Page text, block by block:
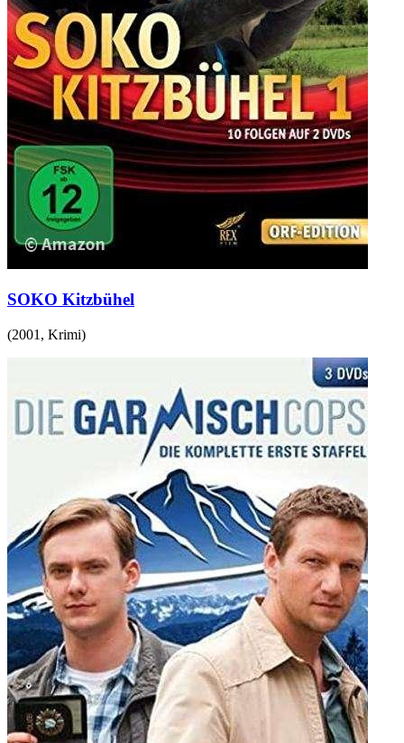
SOKO Kitzbühel
(2001 , Krimi)